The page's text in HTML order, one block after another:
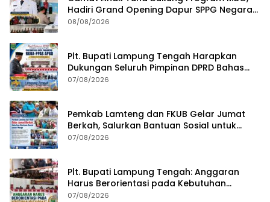
Hadiri Grand Opening Dapur SPPG Negara
Aji Tua Lampung Tengah
08/08/2026
Plt. Bupati Lampung Tengah Harapkan
Dukungan Seluruh Pimpinan DPRD Bahas
RKUA-PPAS APBD Tahun 2027
07/08/2026
Pemkab Lamteng dan FKUB Gelar Jumat
Berkah, Salurkan Bantuan Sosial untuk
Warga
07/08/2026
Plt. Bupati Lampung Tengah: Anggaran
Harus Berorientasi pada Kebutuhan
Masyarakat
07/08/2026